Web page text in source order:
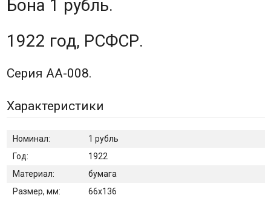
Бона 1 рубль.
1922 год, РСФСР.
Серия АА-008.
Характеристики
Номинал:
1 рубль
Год:
1922
Материал:
бумага
Размер, мм:
66х136